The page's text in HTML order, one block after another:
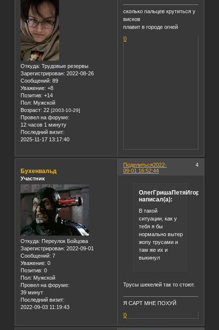
Откуда: Трудовые резервы
Зарегистрирован: 2022-08-26
Сообщений: 89
Уважение: +8
Позитив: +14
Пол: Мужской
Возраст: 22 [2003-10-29]
Провел на форуме:
12 часов 1 минуту
Последний визит:
2025-11-17 13:17:40
cколько пальцев крутиться у
висков
плавит в городе огней
0
Поделиться 4
2022-
09-01 16:52:44
Бухенвальд
Участник
Откуда: Переулок Бойцова
Зарегистрирован: 2022-09-01
Сообщений: 7
Уважение: 0
Позитив: 0
Пол: Мужской
Провел на форуме:
39 минут
Последний визит:
2022-09-03 11:19:43
ОлегГришаПетяИгорьДима
написал(а):
В такой
ситуации, как у
тебя я бы
нормально вытер
жопу трусами и
там же их и
выкинул
Трусы шекелей так то стоют.
Я САРТ МНЕ ПОХУЙ
0